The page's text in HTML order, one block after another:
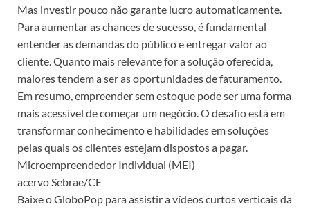
Mas investir pouco não garante lucro automaticamente.
Para aumentar as chances de sucesso, é fundamental
entender as demandas do público e entregar valor ao
cliente. Quanto mais relevante for a solução oferecida,
maiores tendem a ser as oportunidades de faturamento.
Em resumo, empreender sem estoque pode ser uma forma
mais acessível de começar um negócio. O desafio está em
transformar conhecimento e habilidades em soluções
pelas quais os clientes estejam dispostos a pagar.
Microempreendedor Individual (MEI)
acervo Sebrae/CE
Baixe o GloboPop para assistir a vídeos curtos verticais da